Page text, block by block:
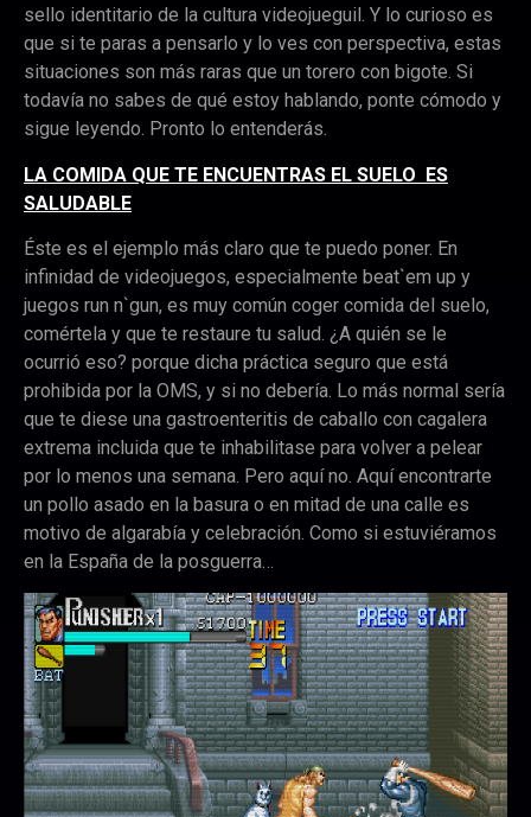
sello identitario de la cultura videojueguil. Y lo curioso es
que si te paras a pensarlo y lo ves con perspectiva, estas
situaciones son más raras que un torero con bigote. Si
todavía no sabes de qué estoy hablando, ponte cómodo y
sigue leyendo. Pronto lo entenderás.
LA COMIDA QUE TE ENCUENTRAS EL SUELO ES
SALUDABLE
Éste es el ejemplo más claro que te puedo poner. En
infinidad de videojuegos, especialmente beat`em up y
juegos run n`gun, es muy común coger comida del suelo,
comértela y que te restaure tu salud. ¿A quién se le
ocurrió eso? porque dicha práctica seguro que está
prohibida por la OMS, y si no debería. Lo más normal sería
que te diese una gastroenteritis de caballo con cagalera
extrema incluida que te inhabilitase para volver a pelear
por lo menos una semana. Pero aquí no. Aquí encontrarte
un pollo asado en la basura o en mitad de una calle es
motivo de algarabía y celebración. Como si estuviéramos
en la España de la posguerra…